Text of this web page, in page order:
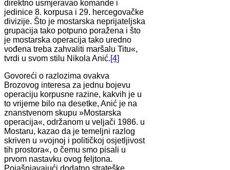
direktno usmjeravao komande i
jedinice 8. korpusa i 29. hercegovačke
divizije. Što je mostarska neprijateljska
grupacija tako potpuno poražena i što
je mostarska operacija tako uredno
vođena treba zahvaliti maršalu Titu«,
tvrdi u svom stilu Nikola Anić.[4]
Govoreći o razlozima ovakva
Brozovog interesa za jednu bojevu
operaciju korpusne razine, kakvih je u
to vrijeme bilo na desetke, Anić je na
znanstvenom skupu »Mostarska
operacija«, održanom u veljači 1986. u
Mostaru, kazao da je temeljni razlog
skriven u »vojnoj i političkoj osjetljivost
tih prostora«, o čemu smo pisali u
prvom nastavku ovog feljtona.
Pojašnjavajući dodatno strateške